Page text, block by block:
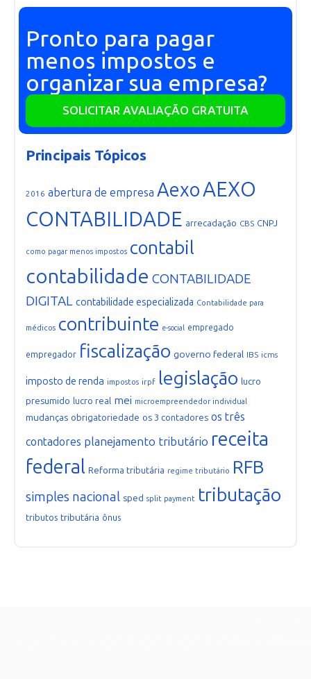
Pronto para pagar
menos impostos e
organizar sua empresa?
SOLICITAR AVALIAÇÃO GRATUITA
Principais Tópicos
2016 abertura de empresa AexoAEXO
CONTABILIDADE arrecadação CBS CNPJ
como pagar menos impostos contabil
contabilidade CONTABILIDADE
DIGITAL contabilidade especializada Contabilidade para
médicos contribuinte e-social empregado
empregador fiscalização governo federal IBS icms
imposto de renda impostos irpf legislação lucro
presumido lucro real mei microempreendedor individual
mudanças obrigatoriedade os 3 contadores os três
contadores planejamento tributário receita
federal Reforma tributária regime tributário RFB
simples nacional sped split payment tributação
tributos tributária ônus